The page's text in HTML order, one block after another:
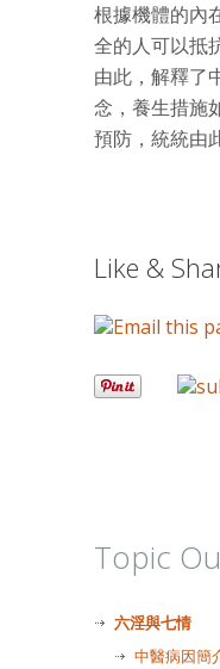
根據機體的內
全的人可以抵
由此，解釋了
念，養生措施
預防，統統由
Like &
Topic
六淫與七情
中醫病因簡